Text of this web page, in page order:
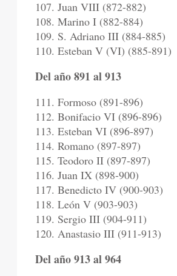
107. Juan VIII (872-882)
108. Marino I (882-884)
109. S. Adriano III (884-885)
110. Esteban V (VI) (885-891)
Del año 891 al 913
111. Formoso (891-896)
112. Bonifacio VI (896-896)
113. Esteban VI (896-897)
114. Romano (897-897)
115. Teodoro II (897-897)
116. Juan IX (898-900)
117. Benedicto IV (900-903)
118. León V (903-903)
119. Sergio III (904-911)
120. Anastasio III (911-913)
Del año 913 al 964